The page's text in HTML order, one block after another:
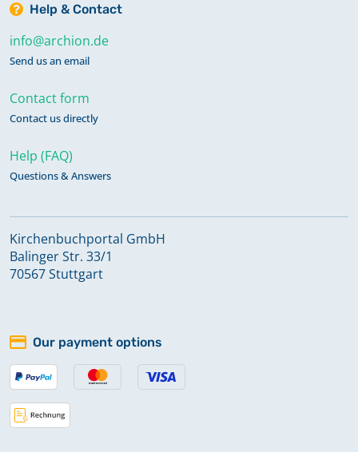
Bestattungen 1918-1921
Bestattungen 1935-1938
Bestattungen 1943-1949
Bestattungen 1944-1960
Help & Contact
info@archion.de
Send us an email
Contact form
Contact us directly
Help (FAQ)
Questions & Answers
Kirchenbuchportal GmbH
Balinger Str. 33/1
70567 Stuttgart
Our payment options